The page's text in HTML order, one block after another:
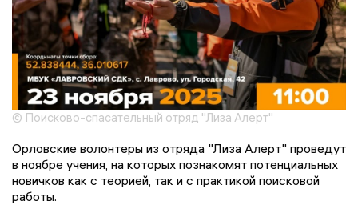
© Поисково-спасательный отряд "Лиза Алерт"
Орловские волонтеры из отряда "Лиза Алерт" проведут
в ноябре учения, на которых познакомят потенциальных
новичков как с теорией, так и с практикой поисковой
работы.